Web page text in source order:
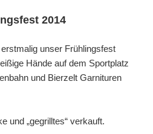
2014
unser Frühlingsfest
Hände auf dem Sportplatz
und Bierzelt Garnituren
und „gegrilltes“ verkauft.